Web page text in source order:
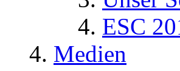
ESC
Medien